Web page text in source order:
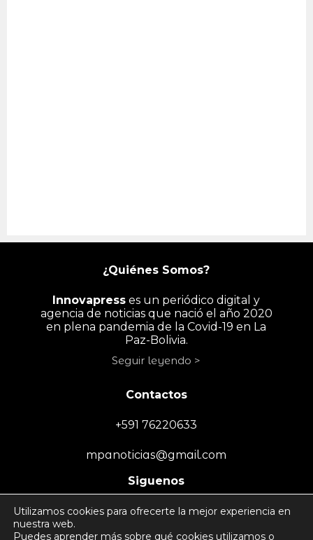
¿Quiénes Somos?
Innovapress es un periódico digital y
agencia de noticias que nació el año 2020
en plena pandemia de la Covid-19 en La
Paz-Bolivia.
Seguir leyendo >
Contactos
+591 76220633
mpanoticias@gmail.com
Siguenos
Utilizamos cookies para ofrecerte la mejor experiencia en
nuestra web.
Puedes aprender más sobre qué cookies utilizamos o